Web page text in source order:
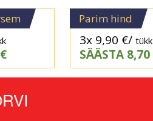
€
Parim hind
3x 9,90 €/ tükk
SÄÄSTA 8,70